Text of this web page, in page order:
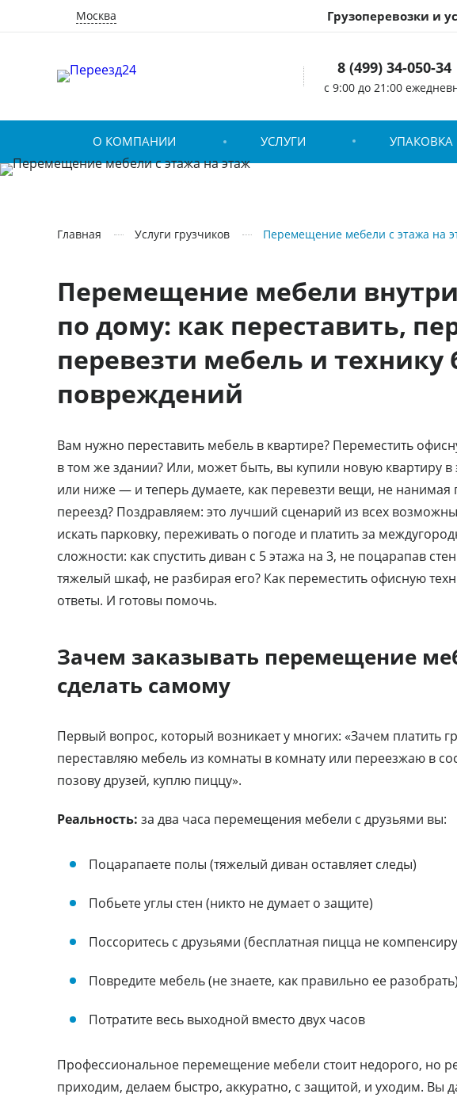
Москва Грузоперевозки и
8 (499) 34-050-34
c 9:00 до 21:00
О КОМПАНИИ УСЛУГИ УПАКОВКА
Главная Услуги грузчиков Перемещение мебели с этажа на
Перемещение мебели
по дому: как переставить,
перевезти мебель и технику
повреждений
Вам нужно переставить мебель в квартире? Переместить
в том же здании? Или, может быть, вы купили новую квартиру
или ниже — и теперь думаете, как перевезти вещи, не нанимая
переезд? Поздравляем: это лучший сценарий из всех
искать парковку, переживать о погоде и платить за
сложности: как спустить диван с 5 этажа на 3, не поцарапав
тяжелый шкаф, не разбирая его? Как переместить офисную
ответы. И готовы помочь.
Зачем заказывать перемещение
сделать самому
Первый вопрос, который возникает у многих: «Зачем платить
переставляю мебель из комнаты в комнату или переезжаю в
позову друзей, куплю пиццу».
Реальность: за два часа перемещения мебели с друзьями вы:
Поцарапаете полы (тяжелый диван оставляет следы)
Побьете углы стен (никто не думает о защите)
Поссоритесь с друзьями (бесплатная пицца не
Повредите мебель (не знаете, как правильно ее разобрать)
Потратите весь выходной вместо двух часов
Профессиональное перемещение мебели стоит недорого, но
приходим, делаем быстро, аккуратно, с защитой, и уходим. Вы